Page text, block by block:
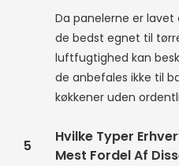
Da panelerne er
de bedst egnet til
luftfugtighed kan
de anbefales ikke til
køkkener uden
5
Hvilke Typer
Mest Fordel Af